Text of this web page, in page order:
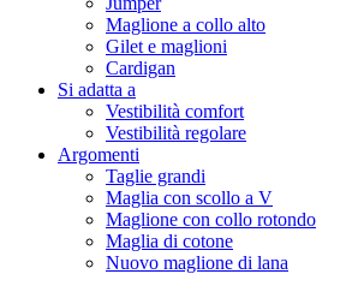
Maglione a collo alto
Gilet e maglioni
Cardigan
Si adatta a
Vestibilità comfort
Vestibilità regolare
Argomenti
Taglie grandi
Maglia con scollo a V
Maglione con collo rotondo
Maglia di cotone
Nuovo maglione di lana